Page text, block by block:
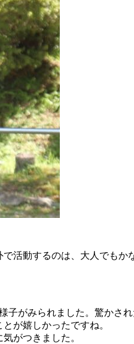
活動するのは、大人でも
がみられました。驚かさ
が嬉しかったですね。
がつきました。